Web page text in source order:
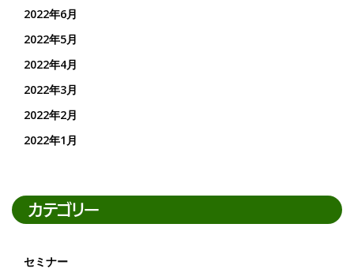
2022年6月
2022年5月
2022年4月
2022年3月
2022年2月
2022年1月
カテゴリー
セミナー